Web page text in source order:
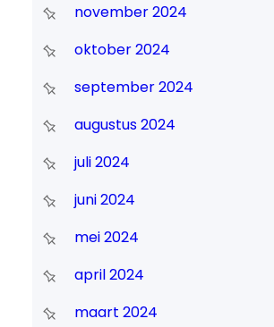
november 2024
oktober 2024
september 2024
augustus 2024
juli 2024
juni 2024
mei 2024
april 2024
maart 2024